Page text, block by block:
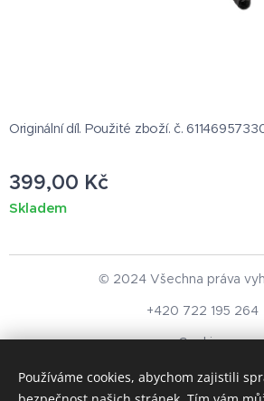
Originální díl. Použité zboží. č.
399,00 Kč
Skladem
© 2024 Všechna práva
+420 722 195 264
Cookies
Měna
Používáme cookies, abychom zajistili